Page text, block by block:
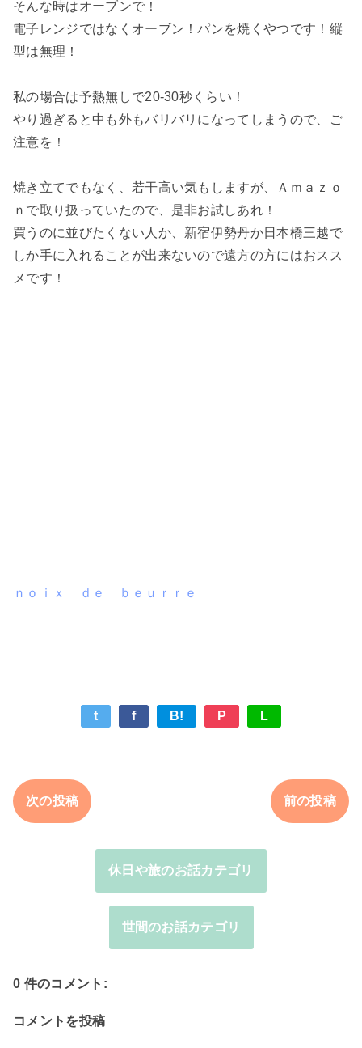
そんな時はオーブンで！
電子レンジではなくオーブン！パンを焼くやつです！縦
型は無理！
私の場合は予熱無しで20-30秒くらい！
やり過ぎると中も外もバリバリになってしまうので、ご
注意を！
焼き立てでもなく、若干高い気もしますが、Ａｍａｚｏ
ｎで取り扱っていたので、是非お試しあれ！
買うのに並びたくない人か、新宿伊勢丹か日本橋三越で
しか手に入れることが出来ないので遠方の方にはおスス
メです！
ｎｏｉｘ ｄｅ ｂｅｕｒｒｅ
t f B! P L
次の投稿 前の投稿
休日や旅のお話カテゴリ
世間のお話カテゴリ
0 件のコメント:
コメントを投稿